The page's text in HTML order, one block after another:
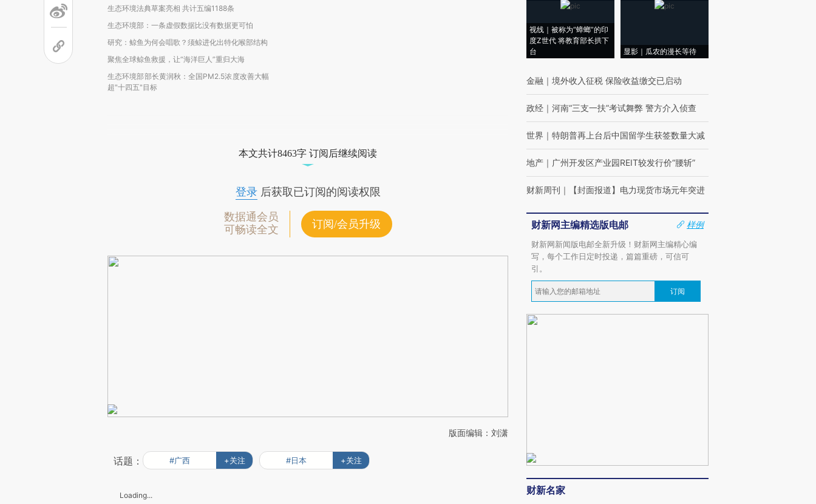
生态环境法典草案亮相 共计五编1188条
生态环境部：一条虚假数据比没有数据更可怕
研究：鲸鱼为何会唱歌？须鲸进化出特化喉部结构
聚焦全球鲸鱼救援，让“海洋巨人”重归大海
生态环境部部长黄润秋：全国PM2.5浓度改善大幅
超"十四五"目标
本文共计8463字 订阅后继续阅读
登录后获取已订阅的阅读权限
数据通会员
可畅读全文
订阅/会员升级
版面编辑：刘潇
话题： #广西 +关注 #日本 +关注
Loading...
视线｜被称为“蟑螂”的印
度Z世代 将教育部长拱下
台
显影｜瓜农的漫长等待
金融 ｜ 境外收入征税 保险收益缴交已启动
政经 ｜ 河南“三支一扶”考试舞弊 警方介入侦查
世界 ｜ 特朗普再上台后中国留学生获签数量大减
地产 ｜ 广州开发区产业园REIT较发行价“腰斩”
财新周刊 ｜ 【封面报道】电力现货市场元年突进
财新网主编精选版电邮
样例
财新网新闻版电邮全新升级！财新网主编精心编
写，每个工作日定时投递，篇篇重磅，可信可
引。
订阅
财新名家